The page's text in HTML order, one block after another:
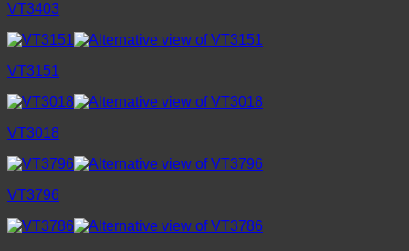
VT3403
VT3151
VT3018
VT3796